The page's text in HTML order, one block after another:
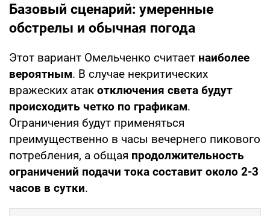
Базовый сценарий: умеренные
обстрелы и обычная погода
Этот вариант Омельченко считает наиболее
вероятным. В случае некритических
вражеских атак отключения света будут
происходить четко по графикам.
Ограничения будут применяться
преимущественно в часы вечернего пикового
потребления, а общая продолжительность
ограничений подачи тока составит около 2-3
часов в сутки.